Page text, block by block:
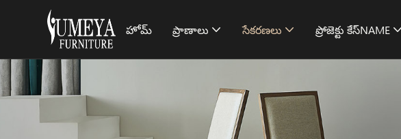
హోమ్ ప్రాణాలు సేకరణలు ప్రోజెక్టు కేస్NAME